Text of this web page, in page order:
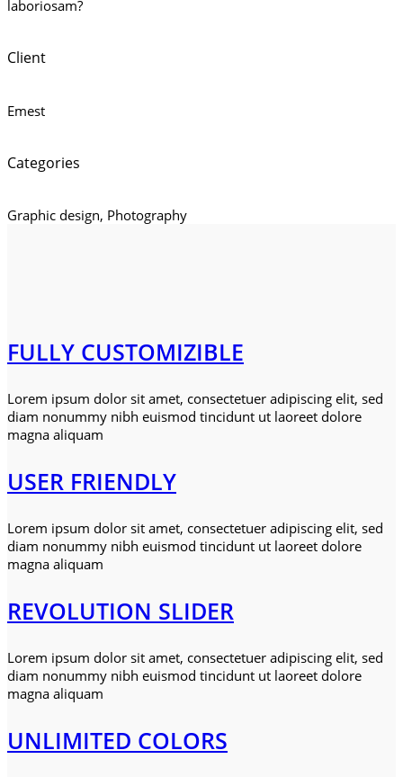
laboriosam?
Client
Emest
Categories
Graphic design, Photography
FULLY CUSTOMIZIBLE
Lorem ipsum dolor sit amet, consectetuer adipiscing elit, sed
diam nonummy nibh euismod tincidunt ut laoreet dolore
magna aliquam
USER FRIENDLY
Lorem ipsum dolor sit amet, consectetuer adipiscing elit, sed
diam nonummy nibh euismod tincidunt ut laoreet dolore
magna aliquam
REVOLUTION SLIDER
Lorem ipsum dolor sit amet, consectetuer adipiscing elit, sed
diam nonummy nibh euismod tincidunt ut laoreet dolore
magna aliquam
UNLIMITED COLORS